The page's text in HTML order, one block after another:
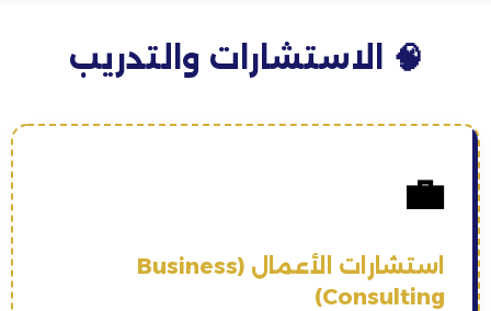
🧠 الاستشارات والتدريب
💼
استشارات الأعمال (Business
Consulting)